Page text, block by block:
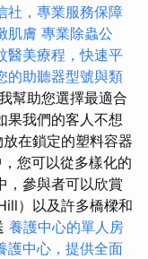
社，專業服務保障
肌膚 專業除蟲公
醫美療程，快速平
的助聽器型號與類
幫助您選擇最適合
果我們的客人不想
在鎖定的塑料容器
您可以從多樣化的
，參與者可以欣賞
）以及許多橋樑和
養護中心的單人房
護中心，提供全面